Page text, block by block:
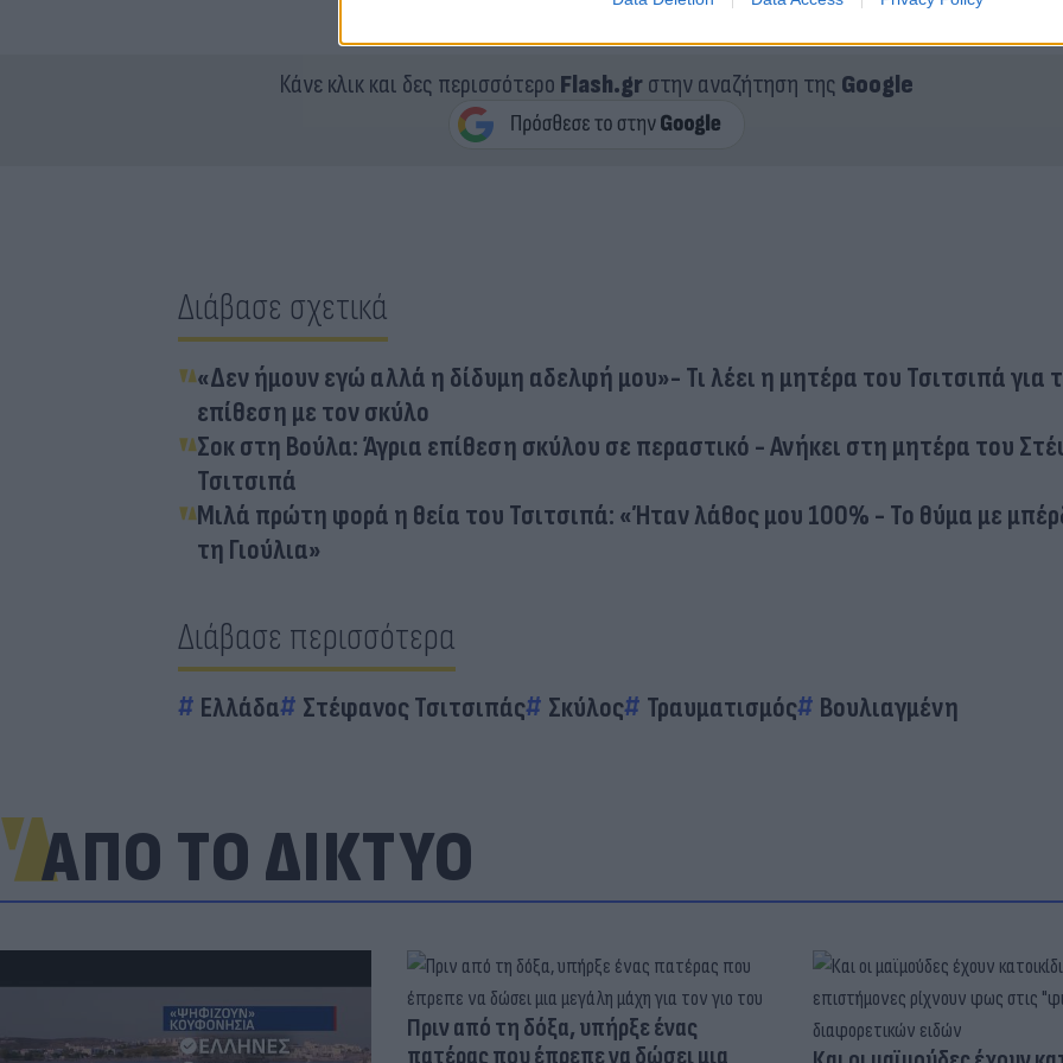
Κάνε κλικ και δες περισσότερο Flash.grστην αναζήτηση της Google
Διάβασε σχετικά
«Δεν ήμουν εγώ αλλά η δίδυμη αδελφή μου»- Τι λέει η μητέρα του Τσιτσιπά για
επίθεση με τον σκύλο
Σοκ στη Βούλα: Άγρια επίθεση σκύλου σε περαστικό - Ανήκει στη μητέρα του
Τσιτσιπά
Μιλά πρώτη φορά η θεία του Τσιτσιπά: «Ήταν λάθος μου 100% - Το θύμα με
τη Γιούλια»
Διάβασε περισσότερα
Ελλάδα Στέφανος Τσιτσιπάς Σκύλος Τραυματισμός Βουλιαγμένη
ΑΠΟ ΤΟ ΔΙΚΤΥΟ
Πριν από τη δόξα, υπήρξε ένας
πατέρας που έπρεπε να δώσει μια